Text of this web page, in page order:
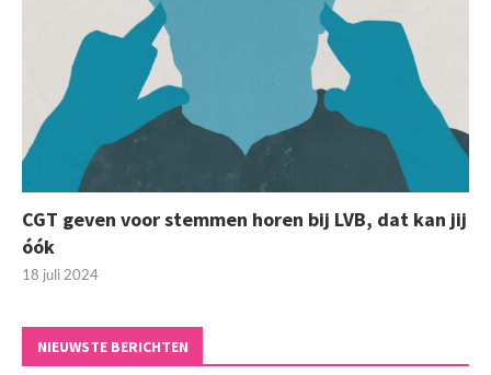
CGT geven voor stemmen horen bij LVB, dat kan jij
óók
18 juli 2024
NIEUWSTE BERICHTEN